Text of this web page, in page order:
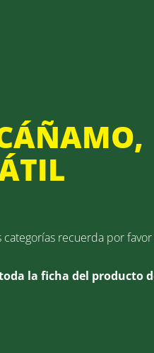
recuerda por
la ficha del producto